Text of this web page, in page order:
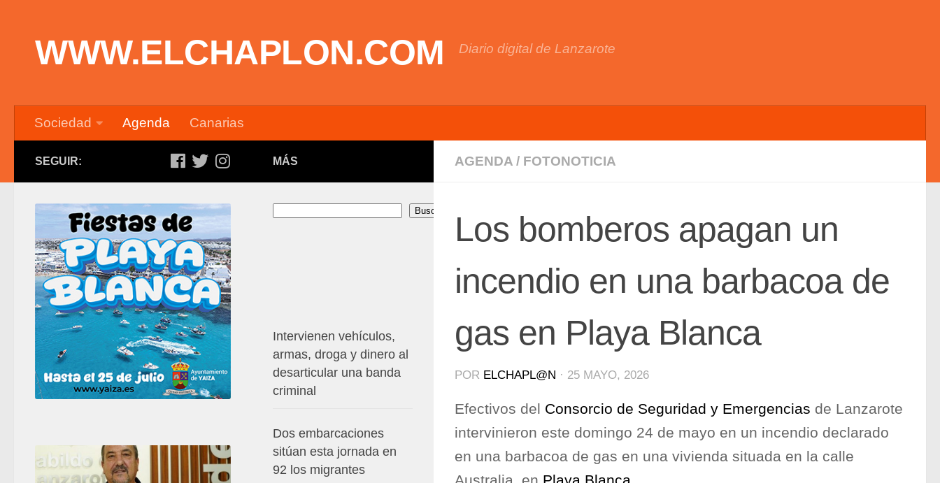
WWW.ELCHAPLON.COM Diario digital de Lanzarote
Sociedad Agenda Canarias
AGENDA / FOTONOTICIA
Los bomberos apagan un
incendio en una barbacoa de
gas en Playa Blanca
POR ELCHAPL@N · 25 MAYO, 2026
Efectivos del Consorcio de Seguridad y Emergencias de Lanzarote
intervinieron este domingo 24 de mayo en un incendio declarado
en una barbacoa de gas en una vivienda situada en la calle
SEGUIR: MÁS
Buscar
Intervienen vehículos,
armas, droga y dinero al
desarticular una banda
criminal
Dos embarcaciones
sitúan esta jornada en
92 los migrantes